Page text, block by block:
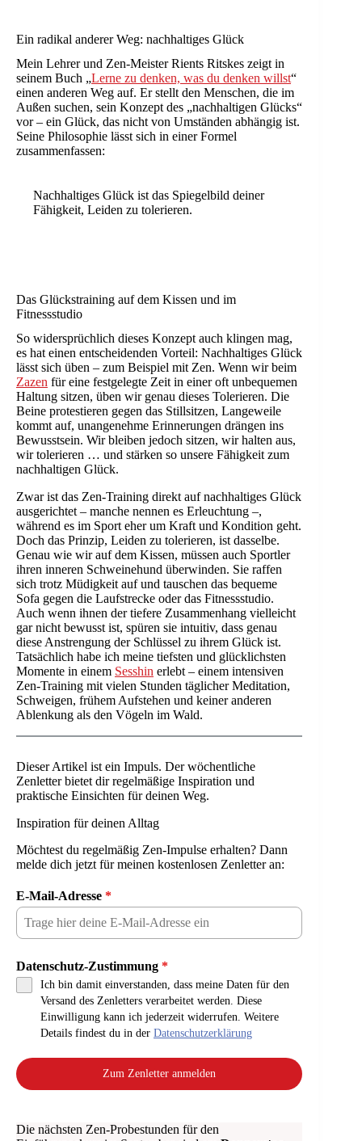
Ein radikal anderer Weg: nachhaltiges Glück
Mein Lehrer und Zen-Meister Rients Ritskes zeigt in
seinem Buch „Lerne zu denken, was du denken willst“
einen anderen Weg auf. Er stellt den Menschen, die im
Außen suchen, sein Konzept des „nachhaltigen Glücks“
vor – ein Glück, das nicht von Umständen abhängig ist.
Seine Philosophie lässt sich in einer Formel
zusammenfassen:
Nachhaltiges Glück ist das Spiegelbild deiner
Fähigkeit, Leiden zu tolerieren.
Das Glückstraining auf dem Kissen und im
Fitnessstudio
So widersprüchlich dieses Konzept auch klingen mag,
es hat einen entscheidenden Vorteil: Nachhaltiges Glück
lässt sich üben – zum Beispiel mit Zen. Wenn wir beim
Zazen für eine festgelegte Zeit in einer oft unbequemen
Haltung sitzen, üben wir genau dieses Tolerieren. Die
Beine protestieren gegen das Stillsitzen, Langeweile
kommt auf, unangenehme Erinnerungen drängen ins
Bewusstsein. Wir bleiben jedoch sitzen, wir halten aus,
wir tolerieren … und stärken so unsere Fähigkeit zum
nachhaltigen Glück.
Zwar ist das Zen-Training direkt auf nachhaltiges Glück
ausgerichtet – manche nennen es Erleuchtung –,
während es im Sport eher um Kraft und Kondition geht.
Doch das Prinzip, Leiden zu tolerieren, ist dasselbe.
Genau wie wir auf dem Kissen, müssen auch Sportler
ihren inneren Schweinehund überwinden. Sie raffen
sich trotz Müdigkeit auf und tauschen das bequeme
Sofa gegen die Laufstrecke oder das Fitnessstudio.
Auch wenn ihnen der tiefere Zusammenhang vielleicht
gar nicht bewusst ist, spüren sie intuitiv, dass genau
diese Anstrengung der Schlüssel zu ihrem Glück ist.
Tatsächlich habe ich meine tiefsten und glücklichsten
Momente in einem Sesshin erlebt – einem intensiven
Zen-Training mit vielen Stunden täglicher Meditation,
Schweigen, frühem Aufstehen und keiner anderen
Ablenkung als den Vögeln im Wald.
Dieser Artikel ist ein Impuls. Der wöchentliche
Zenletter bietet dir regelmäßige Inspiration und
praktische Einsichten für deinen Weg.
Inspiration für deinen Alltag
Möchtest du regelmäßig Zen-Impulse erhalten? Dann
melde dich jetzt für meinen kostenlosen Zenletter an:
E-Mail-Adresse *
Datenschutz-Zustimmung *
Ich bin damit einverstanden, dass meine Daten für den
Versand des Zenletters verarbeitet werden. Diese
Einwilligung kann ich jederzeit widerrufen. Weitere
Details findest du in der Datenschutzerklärung
Zum Zenletter anmelden
Die nächsten Zen-Probestunden für den